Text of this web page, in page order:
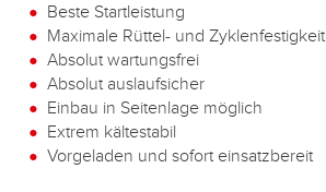
Beste Startleistung
Maximale Rüttel- und Zyklenfestigkeit
Absolut wartungsfrei
Absolut auslaufsicher
Einbau in Seitenlage möglich
Extrem kältestabil
Vorgeladen und sofort einsatzbereit